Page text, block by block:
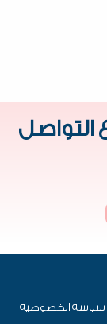
التواصل
سياسة الخصوصية